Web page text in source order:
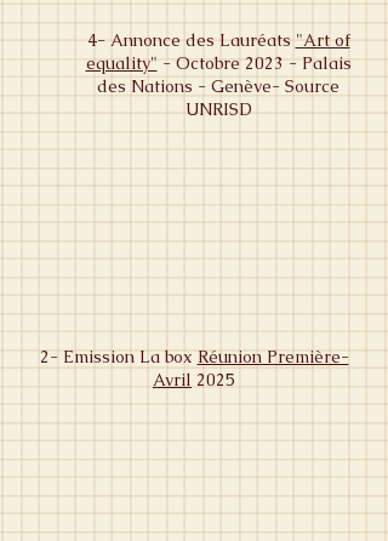
4- Annonce des Lauréats"Art of
equality"- Octobre 2023 - Palais
des Nations - Genève- Source
UNRISD
2- Emission La boxRéunion Première-
Avril 2025